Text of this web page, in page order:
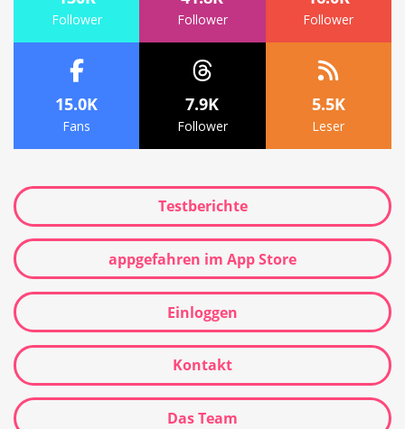
Follower Follower Follower
15.0K
Fans
7.9K
Follower
5.5K
Leser
Testberichte
appgefahren im App Store
Einloggen
Kontakt
Das Team